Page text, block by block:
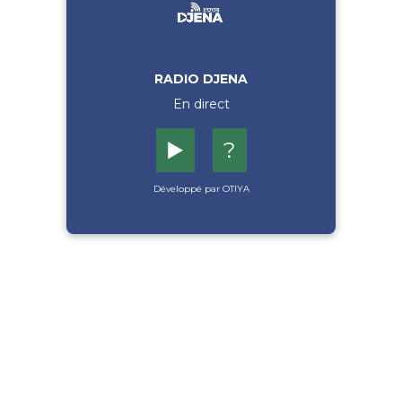
RADIO DJENA
En direct
▶️ ?
Développé par OTIYA